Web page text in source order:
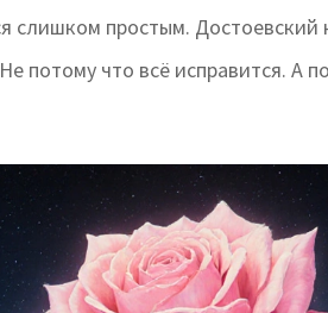
слишком простым.
потому что всё исправится. А